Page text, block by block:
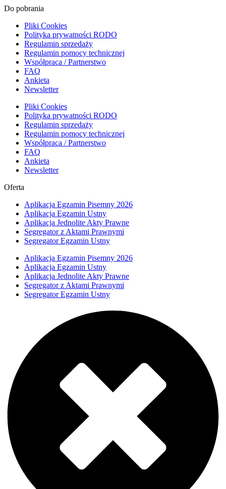
Do pobrania
Pliki Cookies
Polityka prywatności RODO
Regulamin sprzedaży
Regulamin pomocy technicznej
Współpraca / Partnerstwo
FAQ
Ankieta
Newsletter
Pliki Cookies
Polityka prywatności RODO
Regulamin sprzedaży
Regulamin pomocy technicznej
Współpraca / Partnerstwo
FAQ
Ankieta
Newsletter
Oferta
Aplikacja Egzamin Pisemny 2026
Aplikacja Egzamin Ustny
Aplikacja Jednolite Akty Prawne
Segregator z Aktami Prawnymi
Segregator Egzamin Ustny
Aplikacja Egzamin Pisemny 2026
Aplikacja Egzamin Ustny
Aplikacja Jednolite Akty Prawne
Segregator z Aktami Prawnymi
Segregator Egzamin Ustny